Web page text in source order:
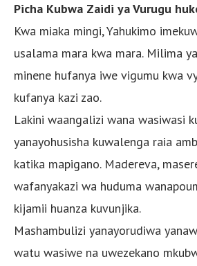
Picha Kubwa Zaidi ya Vurugu
Kwa miaka mingi, Yahukimo
usalama mara kwa mara. Milima
minene hufanya iwe vigumu kwa
kufanya kazi zao.
Lakini waangalizi wana wasiwasi
yanayohusisha kuwalenga raia
katika mapigano. Madereva,
wafanyakazi wa huduma
kijamii huanza kuvunjika.
Mashambulizi yanayorudiwa
watu wasiwe na uwezekano